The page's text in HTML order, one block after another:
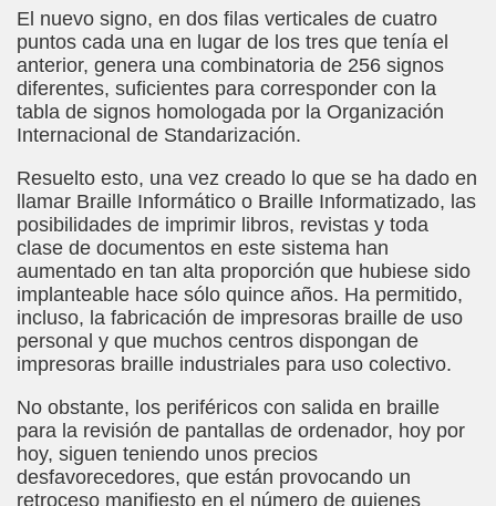
El nuevo signo, en dos filas verticales de cuatro
puntos cada una en lugar de los tres que tenía el
anterior, genera una combinatoria de 256 signos
diferentes, suficientes para corresponder con la
tabla de signos homologada por la Organización
Internacional de Standarización.
Resuelto esto, una vez creado lo que se ha dado en
llamar Braille Informático o Braille Informatizado, las
posibilidades de imprimir libros, revistas y toda
clase de documentos en este sistema han
aumentado en tan alta proporción que hubiese sido
implanteable hace sólo quince años. Ha permitido,
incluso, la fabricación de impresoras braille de uso
personal y que muchos centros dispongan de
impresoras braille industriales para uso colectivo.
No obstante, los periféricos con salida en braille
para la revisión de pantallas de ordenador, hoy por
hoy, siguen teniendo unos precios
desfavorecedores, que están provocando un
retroceso manifiesto en el número de quienes
Aldaba)
(Francisco García Pavón)
de la Vida de Casimiro Seisluces (Varios
(José Amando Ruiz "Jose Ruivari")
Sánchez)